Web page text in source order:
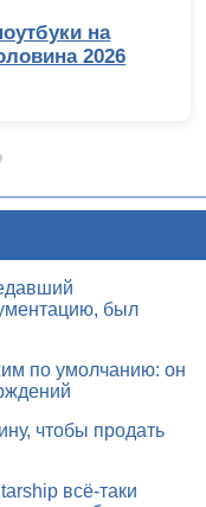
на
2026
был
по умолчанию: он
чтобы продать
всё-таки